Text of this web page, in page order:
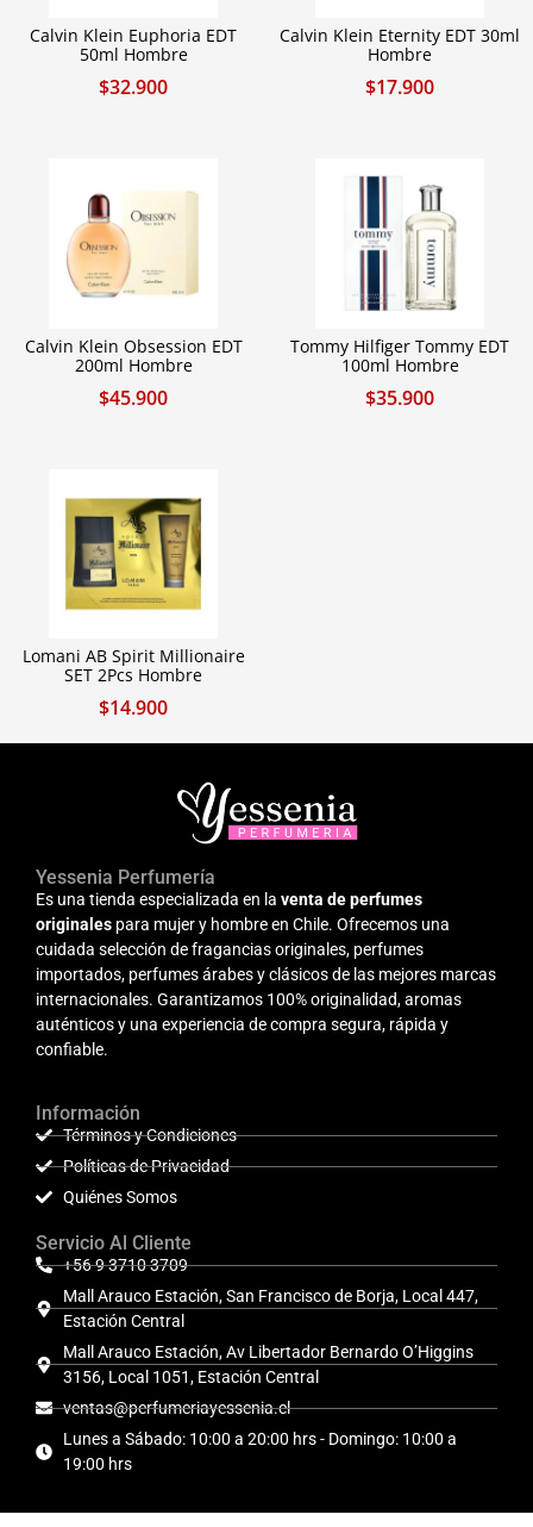
Calvin Klein Euphoria EDT
50ml Hombre
$32.900
Calvin Klein Eternity EDT 30ml
Hombre
$17.900
Calvin Klein Obsession EDT
200ml Hombre
$45.900
Tommy Hilfiger Tommy EDT
100ml Hombre
$35.900
Lomani AB Spirit Millionaire
SET 2Pcs Hombre
$14.900
Yessenia Perfumería
Es una tienda especializada en la venta de perfumes
originales para mujer y hombre en Chile. Ofrecemos una
cuidada selección de fragancias originales, perfumes
importados, perfumes árabes y clásicos de las mejores marcas
internacionales. Garantizamos 100% originalidad, aromas
auténticos y una experiencia de compra segura, rápida y
confiable.
Información
Términos y Condiciones
Políticas de Privacidad
Quiénes Somos
Servicio Al Cliente
+56 9 3710 3709
Mall Arauco Estación, San Francisco de Borja, Local 447,
Estación Central
Mall Arauco Estación, Av Libertador Bernardo O’Higgins
3156, Local 1051, Estación Central
ventas@perfumeriayessenia.cl
Lunes a Sábado: 10:00 a 20:00 hrs - Domingo: 10:00 a
19:00 hrs